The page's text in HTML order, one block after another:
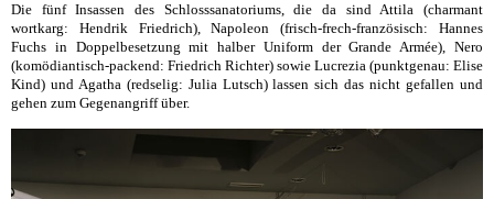
Die fünf Insassen des Schlosssanatoriums, die da sind Attila (charmant
wortkarg: Hendrik Friedrich), Napoleon (frisch-frech-französisch: Hannes
Fuchs in Doppelbesetzung mit halber Uniform der Grande Armée), Nero
(komödiantisch-packend: Friedrich Richter) sowie Lucrezia (punktgenau: Elise
Kind) und Agatha (redselig: Julia Lutsch) lassen sich das nicht gefallen und
gehen zum Gegenangriff über.